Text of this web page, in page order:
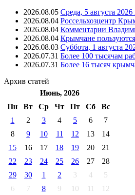
2026.08.05 Среда, 5 августа
2026.08.04 Россельхозцентр
2026.08.04 Комментарии
2026.08.04 Крымчане
2026.08.03 Суббота, 1 августа
2026.07.31 Более 100 тысячам
2026.07.31 Более 16 тысяч
Архив статей
Июнь, 2026
Пн
Вт Ср Чт Пт Cб
Вс
1
2 3 4 5 6
7
8
9 10 11 12 13
14
15
16 17 18 19 20
21
22
23 24 25 26 27
28
29
30 1 2 3 4
5
6
7 8 9 10 11
12